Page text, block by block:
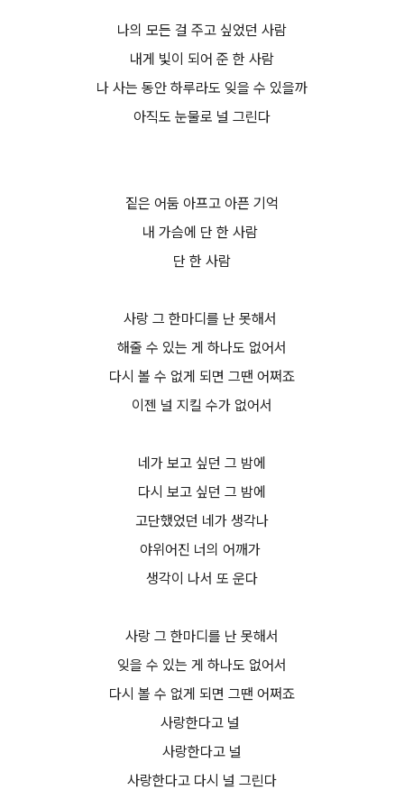
나의 모든 걸 주고 싶었던 사람
내게 빛이 되어 준 한 사람
나 사는 동안 하루라도 잊을 수 있을까
아직도 눈물로 널 그린다
짙은 어둠 아프고 아픈 기억
내 가슴에 단 한 사람
단 한 사람
사랑 그 한마디를 난 못해서
해줄 수 있는 게 하나도 없어서
다시 볼 수 없게 되면 그땐 어쩌죠
이젠 널 지킬 수가 없어서
네가 보고 싶던 그 밤에
다시 보고 싶던 그 밤에
고단했었던 네가 생각나
야위어진 너의 어깨가
생각이 나서 또 운다
사랑 그 한마디를 난 못해서
잊을 수 있는 게 하나도 없어서
다시 볼 수 없게 되면 그땐 어쩌죠
사랑한다고 널
사랑한다고 널
사랑한다고 다시 널 그린다